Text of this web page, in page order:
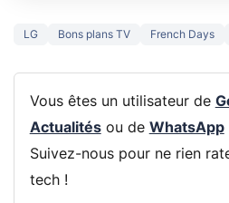
LG Bons plans TV French Days
Vous êtes un utilisateur de
Actualitésou de WhatsApp
Suivez-nous pour ne rien
tech !